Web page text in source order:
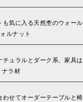
も気に入る天然杢のウォー
ルナット
チュラルとダーク系、家具
ナラ材
わせてオーダーテーブルと